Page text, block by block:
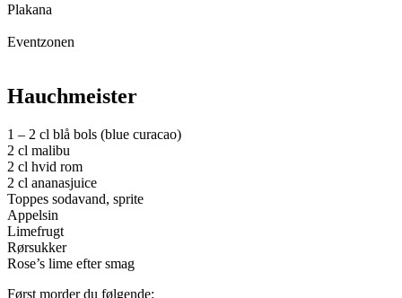
Plakana
Eventzonen
Hauchmeister
1 – 2 cl blå bols (blue curacao)
2 cl malibu
2 cl hvid rom
2 cl ananasjuice
Toppes sodavand, sprite
Appelsin
Limefrugt
Rørsukker
Rose’s lime efter smag
Først morder du følgende: